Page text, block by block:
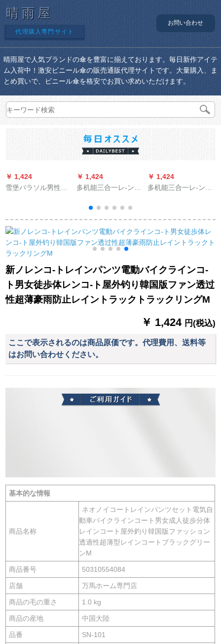
晴雨屋
代理購入専門サイト
お問い合わせ
晴雨屋で人気ブランドの傘を豊富に揃えております。毎日新作アイテ
ム入荷中！激安ビニール傘の販売通販代理サイトです。大量購入、ま
とめ買いで、ビニール傘を格安でお買い求めいただけます。
￥ 1,424
雪堡パラソル男性創
止ミニ傘三つ折り自
動モデル（林の森）
￥ 1,424
多机能三合一レ-ンコ
动の运転者レセンコ
ートさんのリトラッ
クトラックトラック
トラック
￥ 1,424
多机能三合一レ-ンコ
ートさんのリトラッ
クトラックトラック
トラックトラック
新ノレンコ-トレインパンツ電動バイクラインコ-
ト男女徒歩体レンコ-ト屋外钓り韓国版ファン透过
性超薄豪雨防止レイントラックトラックリングM
￥ 1,424 円(税込)
ここで表示されるのは商品原価です。代理費用、送料等
はお問い合わせください。
基本的な情報
商品名称
ネオノイコートレインパンツセット電気自
動車バイクラインコート男女成人徒歩分体
レインコート屋外釣り韓国版ファッション
透過性超薄型レインコートブラックグリー
ンM
商品番号 50310554084
店舗 万馬ホーム専門店
商品の毛の重さ 1.0 kg
商品の産地 中国大陸
品番 SN-101